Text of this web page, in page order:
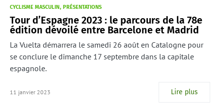
CYCLISME MASCULIN PRÉSENTATIONS
Tour d’Espagne 2023 : le parcours de la 78e
édition dévoilé entre Barcelone et Madrid
La Vuelta démarrera le samedi 26 août en Catalogne pour
se conclure le dimanche 17 septembre dans la capitale
espagnole.
11 janvier 2023 Lire plus